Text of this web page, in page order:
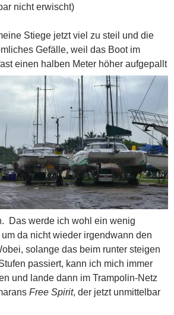
nicht erwischt)
Stiege jetzt viel zu steil und die
Gefälle, weil das Boot im
einen halben Meter höher aufgepallt
Das werde ich wohl ein wenig
da nicht wieder irgendwann den
solange das beim runter steigen
passiert, kann ich mich immer
und lande dann im Trampolin-Netz
Free Spirit, der jetzt unmittelbar